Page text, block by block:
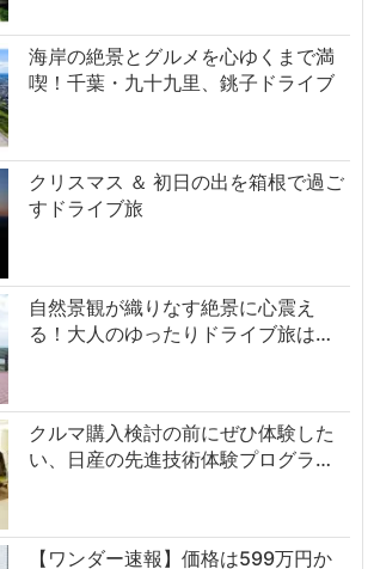
海岸の絶景とグルメを心ゆくまで満
喫！千葉・九十九里、銚子ドライブ
クリスマス ＆ 初日の出を箱根で過ご
すドライブ旅
自然景観が織りなす絶景に心震え
る！大人のゆったりドライブ旅は…
クルマ購入検討の前にぜひ体験した
い、日産の先進技術体験プログラ…
【ワンダー速報】価格は599万円か